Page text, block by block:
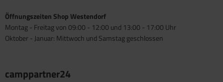
Öffnungszeiten Shop Westendorf
Montag - Freitag von 09:00 - 12:00 und 13:00 - 17:00 Uhr
Oktober - Januar: Mittwoch und Samstag geschlossen
camppartner24